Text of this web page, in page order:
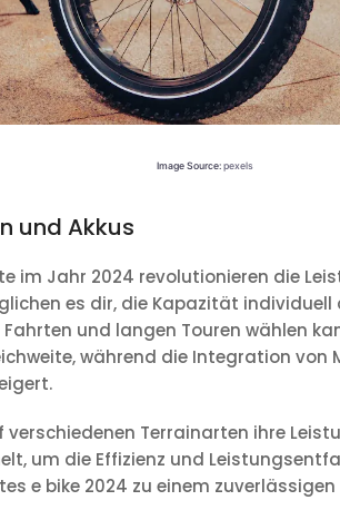
Image Source: pexels
und Akkus
im Jahr 2024 revolutionieren die
es dir, die Kapazität
und langen Touren wählen
während die Integration von
Terrainarten ihre
um die Effizienz und
e bike 2024 zu einem zuverlässigen